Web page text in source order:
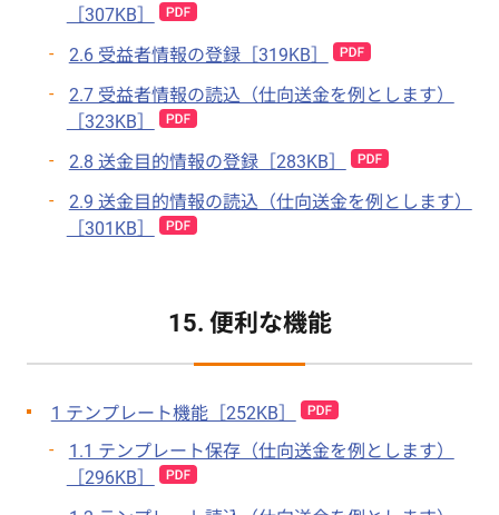
［307KB］
2.6 受益者情報の登録［319KB］
2.7 受益者情報の読込（仕向送金を例とします）
［323KB］
2.8 送金目的情報の登録［283KB］
2.9 送金目的情報の読込（仕向送金を例とします）
［301KB］
15. 便利な機能
1 テンプレート機能［252KB］
1.1 テンプレート保存（仕向送金を例とします）
［296KB］